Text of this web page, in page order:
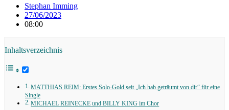
Stephan Imming
27/06/2023
08:00
Inhaltsverzeichnis
MATTHIAS REIM: Erstes Solo-Gold seit „Ich hab geträumt von dir“ für eine
Single
MICHAEL REINECKE und BILLY KING im Chor